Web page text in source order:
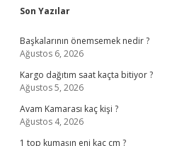
Sidebar
Son Yazılar
Başkalarının önemsemek nedir ?
Ağustos 6, 2026
Kargo dağıtım saat kaçta bitiyor ?
Ağustos 5, 2026
Avam Kamarası kaç kişi ?
Ağustos 4, 2026
1 top kumaşın eni kaç cm ?